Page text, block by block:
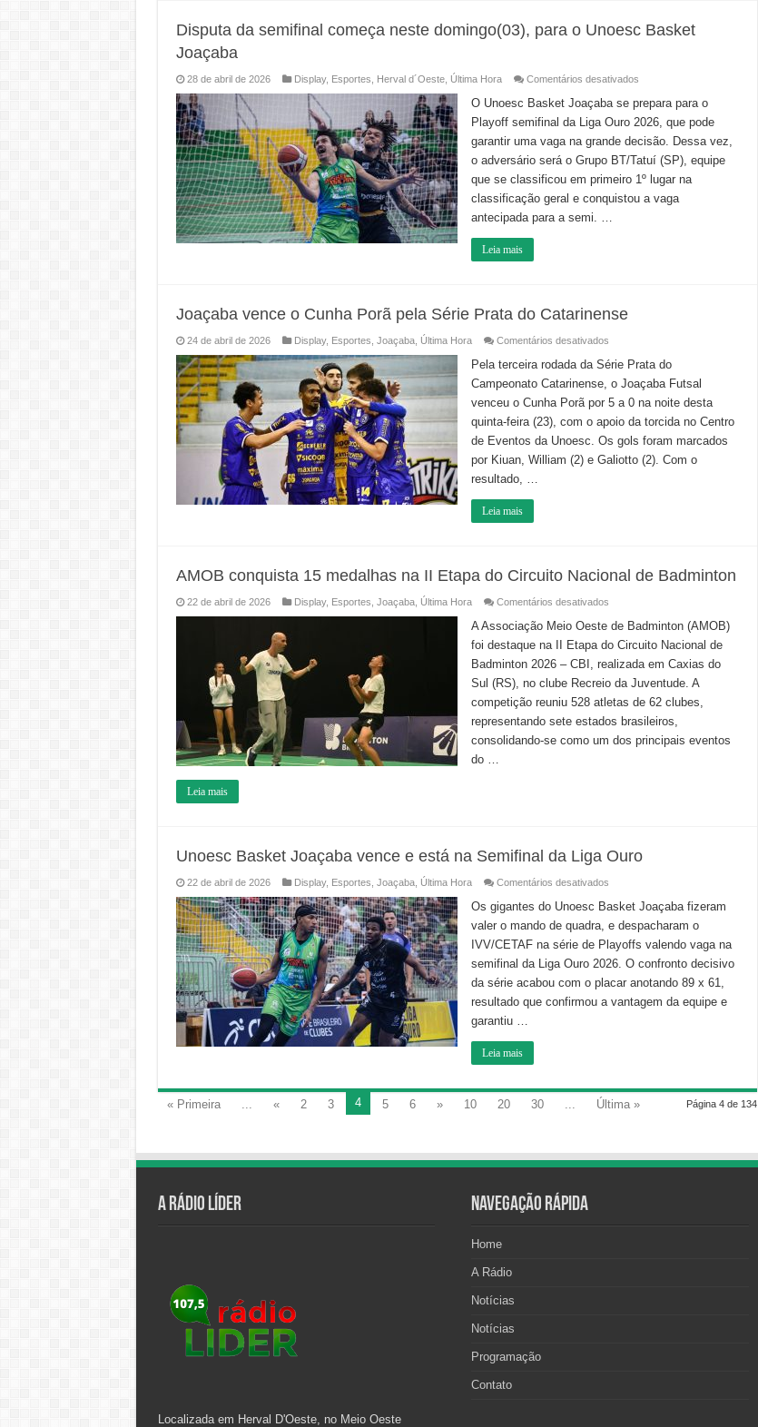
Disputa da semifinal começa neste domingo(03), para o Unoesc Basket
Joaçaba
28 de abril de 2026 Display, Esportes Herval d´Oeste, Última Hora Comentários desativadosem
da
semifinal
começa
domingo(03),
para
o
Unoesc
Basket
Joaçaba
O Unoesc Basket Joaçaba se prepara para o
Playoff semifinal da Liga Ouro 2026, que pode
garantir uma vaga na grande decisão. Dessa vez,
o adversário será o Grupo BT/Tatuí (SP), equipe
que se classificou em primeiro 1º lugar na
classificação geral e conquistou a vaga
antecipada para a semi. …
Leia mais
Joaçaba vence o Cunha Porã pela Série Prata do Catarinense
24 de abril de 2026 Display, Esportes Joaçaba, Última Hora Comentários desativadosem
vence
o
Cunha
pela
Série
Prata
do
Catarinense
Pela terceira rodada da Série Prata do
Campeonato Catarinense, o Joaçaba Futsal
venceu o Cunha Porã por 5 a 0 na noite desta
quinta-feira (23), com o apoio da torcida no Centro
de Eventos da Unoesc. Os gols foram marcados
por Kiuan, William (2) e Galiotto (2). Com o
resultado, …
Leia mais
AMOB conquista 15 medalhas na II Etapa do Circuito Nacional de Badminton
22 de abril de 2026 Display, Esportes Joaçaba, Última Hora Comentários desativadosem
conquista
15
medalhas
II
Etapa
do
Circuito
Nacional
de
A Associação Meio Oeste de Badminton (AMOB)
foi destaque na II Etapa do Circuito Nacional de
Badminton 2026 – CBI, realizada em Caxias do
Sul (RS), no clube Recreio da Juventude. A
competição reuniu 528 atletas de 62 clubes,
representando sete estados brasileiros,
consolidando-se como um dos principais eventos
do …
Leia mais
Unoesc Basket Joaçaba vence e está na Semifinal da Liga Ouro
22 de abril de 2026 Display, Esportes Joaçaba, Última Hora Comentários desativadosem
Basket
Joaçaba
vence
está
na
Semifinal
da
Liga
Ouro
Os gigantes do Unoesc Basket Joaçaba fizeram
valer o mando de quadra, e despacharam o
IVV/CETAF na série de Playoffs valendo vaga na
semifinal da Liga Ouro 2026. O confronto decisivo
da série acabou com o placar anotando 89 x 61,
resultado que confirmou a vantagem da equipe e
garantiu …
Leia mais
Página 4 de 134
« Primeira ... « 2 3 4 5 6 » 10 20 30 ... Última »
A Rádio Líder
Localizada em Herval D'Oeste, no Meio Oeste
Navegação Rápida
Home
A Rádio
Notícias
Notícias
Programação
Contato